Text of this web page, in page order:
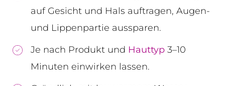
auf Gesicht und Hals auftragen, Augen-
und Lippenpartie aussparen.
Je nach Produkt und Hauttyp 3–10
Minuten einwirken lassen.